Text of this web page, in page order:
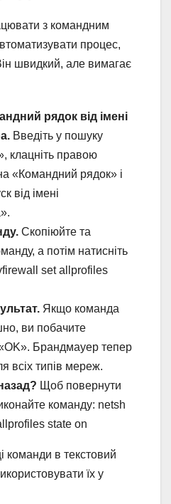
з командним
процес,
швидкий, але вимагає
рядок від імені
Введіть у пошуку
клацніть правою
«Командний рядок» і
від імені
Скопіюйте та
а потім натисніть
set allprofiles
Якщо команда
ви побачите
Брандмауер тепер
всіх типів мереж.
Щоб повернути
команду: netsh
state on
команди в текстовий
їх у